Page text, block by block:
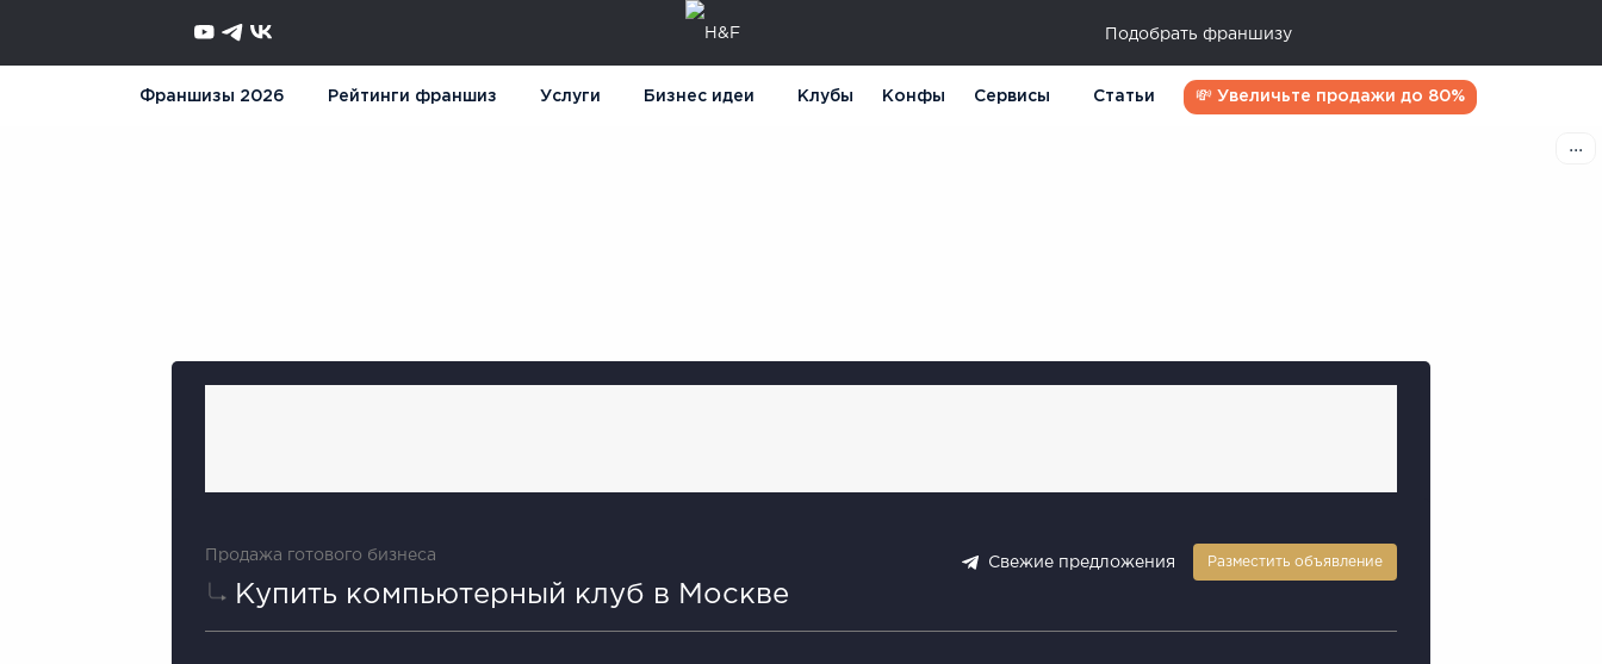
Подобрать франшизу
Франшизы 2026 Рейтинги франшиз Услуги Бизнес идеи Клубы Конфы Сервисы Статьи 💸 Увеличьте продажи до 80%
Продажа готового бизнеса
Купить компьютерный клуб в Москве
Свежие предложения Разместить объявление